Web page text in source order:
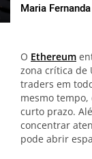
ქართული
Maria Fernanda
O Ethereum
zona crítica de
traders em
mesmo
curto prazo.
concentrar
pode abrir